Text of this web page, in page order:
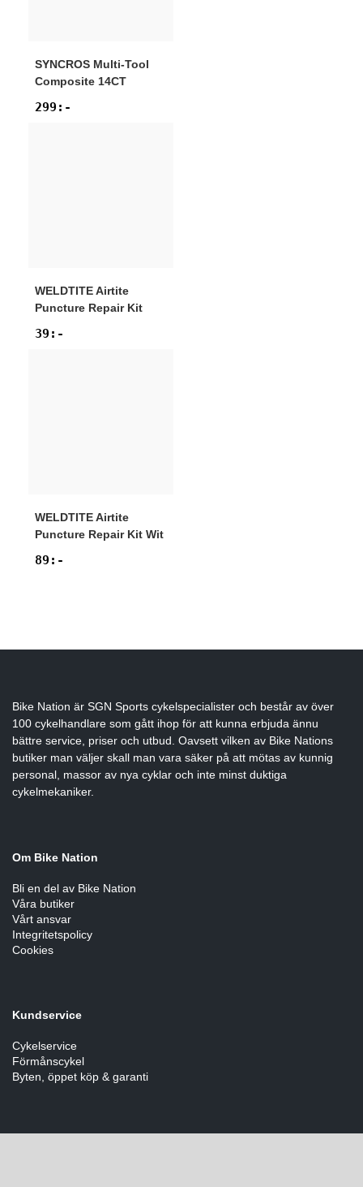
SYNCROS Multi-Tool
Composite 14CT
299 :-
WELDTITEAirtite
Puncture Repair Kit
39 :-
WELDTITEAirtite
Puncture Repair Kit Wit
89 :-
Bike Nation är SGN Sports cykelspecialister och består av över
100 cykelhandlare som gått ihop för att kunna erbjuda ännu
bättre service, priser och utbud. Oavsett vilken av Bike Nations
butiker man väljer skall man vara säker på att mötas av kunnig
personal, massor av nya cyklar och inte minst duktiga
cykelmekaniker.
Om Bike Nation
Bli en del av Bike Nation
Våra butiker
Vårt ansvar
Integritetspolicy
Cookies
Kundservice
Cykelservice
Förmånscykel
Byten, öppet köp & garanti